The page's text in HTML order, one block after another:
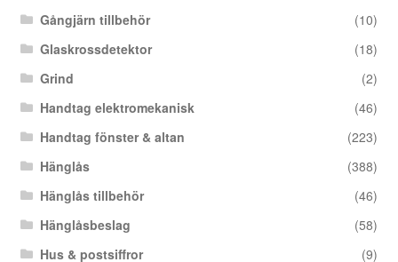
Gångjärn tillbehör
(10)
Glaskrossdetektor
(18)
Grind
(2)
Handtag elektromekanisk
(46)
Handtag fönster & altan
(223)
Hänglås
(388)
Hänglås tillbehör
(46)
Hänglåsbeslag
(58)
Hus & postsiffror
(9)